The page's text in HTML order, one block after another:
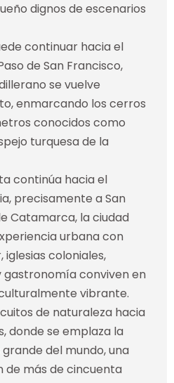
dignos de escenarios
continuar hacia el
de San Francisco,
se vuelve
enmarcando los cerros
conocidos como
turquesa de la
continúa hacia el
precisamente a San
Catamarca, la ciudad
urbana con
coloniales,
gastronomía conviven en
vibrante.
de naturaleza hacia
donde se emplaza la
del mundo, una
de más de cincuenta